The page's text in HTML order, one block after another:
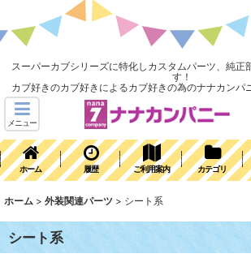
スーパーカブシリーズに特化しカスタムパーツ、純正
す！
カブ好きのカブ好きによるカブ好きの為のナナカンパ
メニュー
ホーム 履歴 ご利用案内 カテゴリ
ホーム > 外装関連パーツ > シート系
シート系